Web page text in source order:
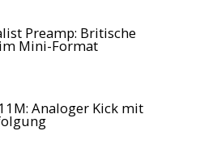
Preamp: Britische
Mini-Format
Analoger Kick mit